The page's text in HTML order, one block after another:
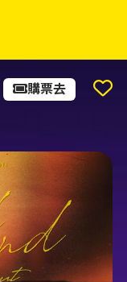
購票去